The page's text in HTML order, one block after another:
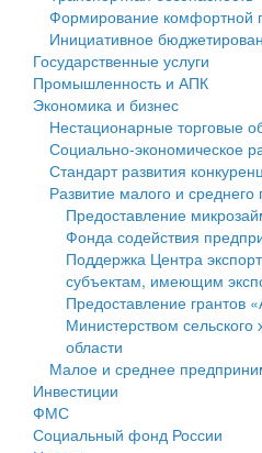
Государственные услуги
Промышленность и АПК
Экономика и бизнес
Символика
Устав
Гостям округа
Туризм
Культура
Образование
Здравоохранение
Социальная защита
Фотоальбом
муниципального округа
Администрация Кашинского
Тверской области
Управление сельскими
Открытые данные
Работа с обращениями
Муниципальный контроль
Муниципальные услуги
Проекты административных
Антимонопольный комплаенс
Финансовое управление
Бюджет для граждан
Имущество
Выявление
объектов недвижимости
Имущественная поддержка
среднего
Информационная поддержка
среднего предпринимательства
Муниципальные программы
Формирование комфортной
Инициативное
Государственные услуги
Промышленность и АПК
Экономика и бизнес
Нестационарные торговые
Социально-экономическое
Стандарт развития
Развитие малого и
Предоставление
Фонда содействия
Поддержка Центра
субъектам, имеющим
Предоставление грантов
Министерством сельского
области
Малое и среднее
Инвестиции
ФМС
Социальный фонд России